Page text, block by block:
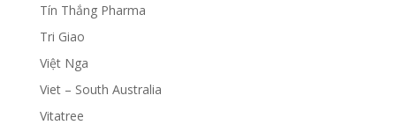
Tín Thắng Pharma
Tri Giao
Việt Nga
Viet – South Australia
Vitatree